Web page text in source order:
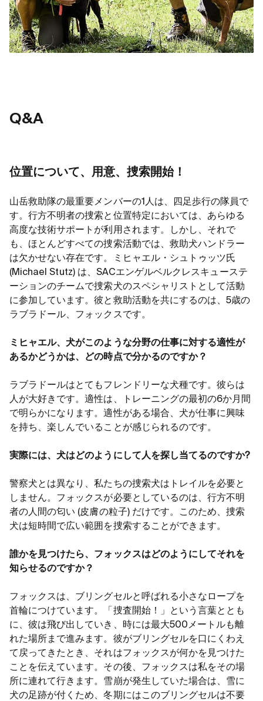
Q&A
位置について、用意、捜索開始！
山岳救助隊の最重要メンバーの1人は、四足歩行の隊員で
す。行方不明者の捜索と位置特定においては、あらゆる
高度な技術サポートが利用されます。しかし、それで
も、ほとんどすべての捜索活動では、救助犬ハンドラー
は欠かせない存在です。ミヒャエル・シュトゥッツ氏
(Michael Stutz) は、SACエンゲルベルクレスキューステ
ーションのチームで捜索犬のスペシャリストとして活動
に参加しています。彼と救助活動を共にするのは、5歳の
ラブラドール、フォックスです。
ミヒャエル、犬がこのような分野の仕事に対する適性が
あるかどうかは、どの時点で分かるのですか？
ラブラドールはとてもフレンドリーな犬種です。彼らは
人が大好きです。適性は、トレーニングの最初の6か月間
で明らかになります。適性がある場合、犬が仕事に興味
を持ち、楽しんでいることが感じられるのです。
実際には、犬はどのようにして人を探し当てるのですか?
警察犬とは異なり、私たちの捜索犬はトレイルを必要と
しません。フォックスが必要としているのは、行方不明
者の人間の匂い (皮膚の粒子) だけです。このため、捜索
犬は短時間で広い範囲を捜索することができます。
誰かを見つけたら、フォックスはどのようにしてそれを
知らせるのですか？
フォックスは、ブリングセルと呼ばれる小さなロープを
首輪につけています。「捜査開始！」という言葉ととも
に、彼は飛び出していき、時には最大500メートルも離
れた場所まで進みます。彼がブリングセルを口にくわえ
て戻ってきたとき、それはフォックスが何かを見つけた
ことを伝えています。その後、フォックスは私をその場
所に連れて行きます。雪崩が発生していた場合は、雪に
犬の足跡が付くため、冬期にはこのブリングセルは不要